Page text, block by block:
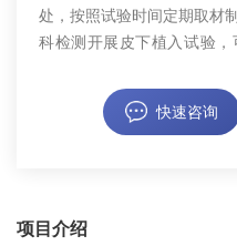
处，按照试验时间定期取材
科检测开展皮下植入试验，
快速咨询
项目介绍